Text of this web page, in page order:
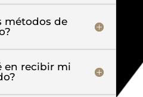
métodos de
en recibir mi